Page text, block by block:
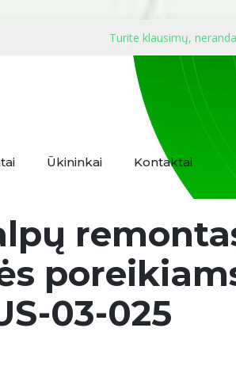
Turite klausimų,
Ūkininkai Kontaktai
03-025